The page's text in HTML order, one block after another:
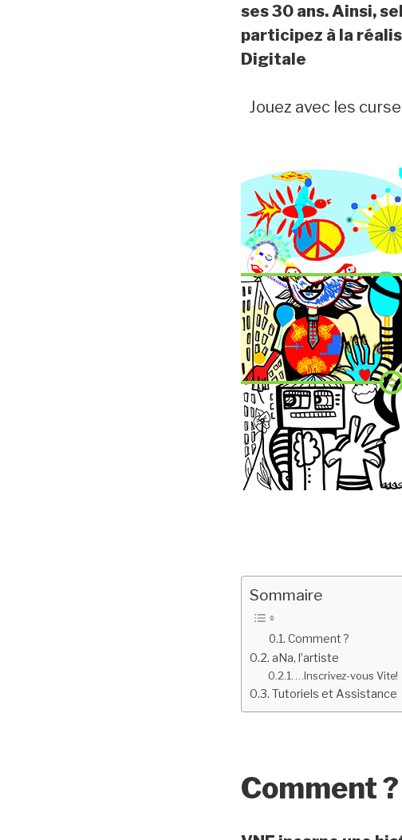
ses 30 ans. Ainsi,
participez à la
Digitale
Jouez avec les
Sommaire
Comment ?
aNa, l’artiste
…Inscrivez-vous Vite!
Tutoriels et Assistance
Comment ?